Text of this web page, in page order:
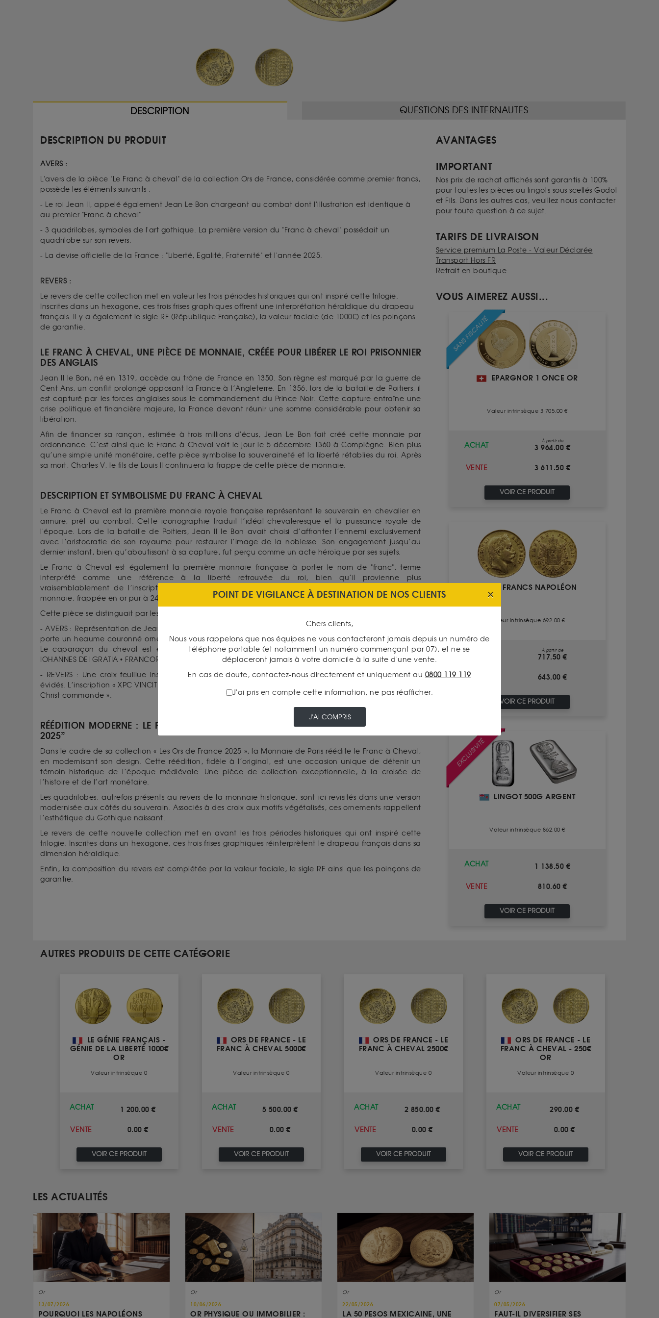
DESCRIPTION QUESTIONS DES INTERNAUTES
DESCRIPTION DU PRODUIT
AVERS :
L'avers de la pièce "Le Franc à cheval" de la collection Ors de France, considérée comme premier francs,
possède les éléments suivants :
- Le roi Jean II, appelé également Jean Le Bon chargeant au combat dont l'illustration est identique à
au premier "Franc à cheval"
- 3 quadrilobes, symboles de l'art gothique. La première version du "Franc à cheval" possédait un
quadrilobe sur son revers.
- La devise officielle de la France : "Liberté, Egalité, Fraternité" et l'année 2025.
REVERS :
Le revers de cette collection met en valeur les trois périodes historiques qui ont inspiré cette trilogie.
Inscrites dans un hexagone, ces trois frises graphiques offrent une interprétation héraldique du drapeau
français. Il y a également le sigle RF (République Française), la valeur faciale (de 1000€) et les poinçons
de garantie.
LE FRANC À CHEVAL, UNE PIÈCE DE MONNAIE, CRÉÉE POUR LIBÉRER LE ROI PRISONNIER
DES ANGLAIS
Jean II le Bon, né en 1319, accède au trône de France en 1350. Son règne est marqué par la guerre de
Cent Ans, un conflit prolongé opposant la France à l’Angleterre. En 1356, lors de la bataille de Poitiers, il
est capturé par les forces anglaises sous le commandement du Prince Noir. Cette capture entraîne une
crise politique et financière majeure, la France devant réunir une somme considérable pour obtenir sa
libération.
Afin de financer sa rançon , estimée à trois millions d'écus, Jean Le Bon fait créé cette monnaie par
ordonnance.C’estainsi que le Franc à Cheval voit le jour le 5 décembre 1360 à Compiègne. Bien plus
qu’une simple unité monétaire, cette pièce symbolise la souveraineté et la liberté rétablies du roi. Après
sa mort, Charles V, le fils de Louis II continuera la frappe de cette pièce de monnaie.
DESCRIPTION ET SYMBOLISME DU FRANC À CHEVAL
Le Franc à Cheval est la première monnaie royale française représentant le souverain en chevalier en
armure, prêt au combat. Cette iconographie traduit l’idéal chevaleresque et la puissance royale de
l'époque. Lors de la bataille de Poitiers, Jean II le Bon avait choisi d’affronter l’ennemi exclusivement
avec l’aristocratie de son royaume pour restaurer l’image de la noblesse. Son engagement jusqu’au
dernier instant, bien qu’aboutissant à sa capture, fut perçu comme un acte héroïque par ses sujets.
Le Franc à Cheval est également la première monnaie française à porter le nom de "franc", terme
interprété comme une référence à la liberté retrouvée du roi, bien qu’il provienne plus
vraisemblablement de l’inscription "Francorum Rex" (« Roi des Francs ») gravée sur la pièce. Cette
monnaie, frappée en or pur à 24 carats, pesait 3,88 grammes et avait une valeur d’une livre tournois.
Cette pièce se distinguait par les éléments suivants :
- AVERS : Représentation de Jean II le Bon à cheval, galopant vers la gauche et brandissant une épée. Il
porte un heaume couronné orné d’une fleur de lys ainsi qu’une cotte de mailles parée du même motif.
Le caparaçon du cheval est également décoré de fleurs de lys. L’inscription circulaire en latin, «
IOHANNES DEI GRATIA • FRANCORV REX », se traduit par « Jean, par la grâce de Dieu, roi des Francs ».
- REVERS : Une croix feuillue inscrite dans un quadrilobe, entourée de palmettes et de quatre trèfles
évidés. L’inscription « XPC VINCIT • XPC REGNAT • XPC IMPERAT » signifie « Le Christ vainc, le Christ règne, le
Christ commande ».
RÉÉDITION MODERNE : LE FRANC À CHEVAL DE LA COLLECTION “LES ORS DE FRANCE
2025”
Dans le cadre de sa collection « Les Ors de France 2025 », la Monnaie de Paris réédite le Franc à Cheval,
en modernisant son design. Cette réédition, fidèle à l’original, est une occasion unique de détenir un
témoin historique de l’époque médiévale. Une pièce de collection exceptionnelle, à la croisée de
l’histoire et de l’art monétaire.
Les quadrilobes, autrefois présents au revers de la monnaie historique, sont ici revisités dans une version
modernisée aux côtés du souverain. Associés à des croix aux motifs végétalisés, ces ornements rappellent
l’esthétique du Gothique naissant.
Le revers de cette nouvelle collection met en avant les trois périodes historiques qui ont inspiré cette
trilogie. Inscrites dans un hexagone, ces trois frises graphiques réinterprètent le drapeau français dans sa
dimension héraldique.
Enfin, la composition du revers est complétée par la valeur faciale, le sigle RF ainsi que les poinçons de
garantie.
AVANTAGES
IMPORTANT
Nos prix de rachat affichés sont garantis à 100%
pour toutes les pièces ou lingots sous scellés Godot
et Fils. Dans les autres cas, veuillez nous contacter
pour toute question à ce sujet.
TARIFS DE LIVRAISON
Service premium La Poste - Valeur Déclarée
Transport Hors FR
Retrait en boutique
VOUS AIMEREZ AUSSI...
SANS FISCALITÉ
EPARGNOR 1 ONCE OR
Valeur intrinsèque 3 705.00 €
ACHAT
À partir de
3 964.00 €
VENTE 3 611.50 €
VOIR CE PRODUIT
20 FRANCS NAPOLÉON
Valeur intrinsèque 692.00 €
À partir de
717.50 €
VENTE 643.00 €
VOIR CE PRODUIT
EXCLUSIVITÉ
LINGOT 500G ARGENT
Valeur intrinsèque 862.00 €
ACHAT 1 138.50 €
VENTE 810.60 €
VOIR CE PRODUIT
AUTRES PRODUITS DE CETTE CATÉGORIE
LE GÉNIE FRANÇAIS -
GÉNIE DE LA LIBERTÉ 1000€
OR
Valeur intrinsèque 0
ACHAT 1 200.00 €
VENTE 0.00 €
VOIR CE PRODUIT
ORS DE FRANCE - LE
FRANC À CHEVAL 5000€
Valeur intrinsèque 0
ACHAT 5 500.00 €
VENTE 0.00 €
VOIR CE PRODUIT
ORS DE FRANCE - LE
FRANC À CHEVAL 2500€
Valeur intrinsèque 0
ACHAT 2 850.00 €
VENTE 0.00 €
VOIR CE PRODUIT
ORS DE FRANCE - LE
FRANC À CHEVAL - 250€
OR
Valeur intrinsèque 0
ACHAT 290.00 €
VENTE 0.00 €
VOIR CE PRODUIT
LES ACTUALITÉS
Or
13/07/2026
POURQUOI LES NAPOLÉONS
Or
10/06/2026
OR PHYSIQUE OU IMMOBILIER :
Or
22/05/2026
LA 50 PESOS MEXICAINE, UNE
Or
07/05/2026
FAUT-IL DIVERSIFIER SES
POINT DE VIGILANCE À DESTINATION DE NOS CLIENTS
Chers clients,
Nous vous rappelons que nos équipes ne vous contacteront jamais depuis un numéro de
téléphone portable (et notamment un numéro commençant par 07), et ne se
déplaceront jamais à votre domicile à la suite d'une vente.
En cas de doute, contactez-nous directement et uniquement au 0800 119 119
J'ai pris en compte cette information, ne pas réafficher.
J'AI COMPRIS